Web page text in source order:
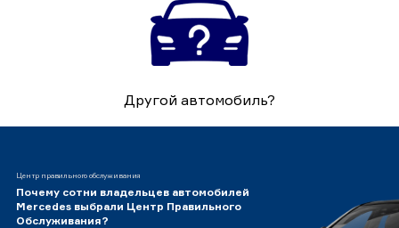
Другой автомобиль?
Центр правильного обслуживания
Почему сотни владельцев автомобилей
Mercedes выбрали Центр Правильного
Обслуживания?